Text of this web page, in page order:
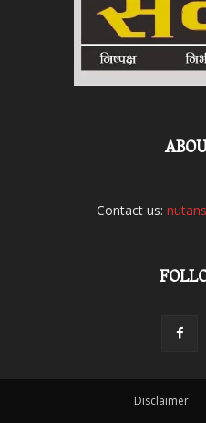
Contact us:
Disclaimer